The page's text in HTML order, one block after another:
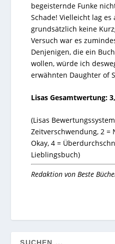
begeisternde Funke
Schade! Vielleicht lag
grundsätzlich keine
Versuch war es
Denjenigen, die ein
wollen, würde ich
erwähnten Daughter of
Lisas Gesamtwertung:
(Lisas
Zeitverschwendung,2 =
Okay,4 =
Lieblingsbuch)
Redaktion von Beste